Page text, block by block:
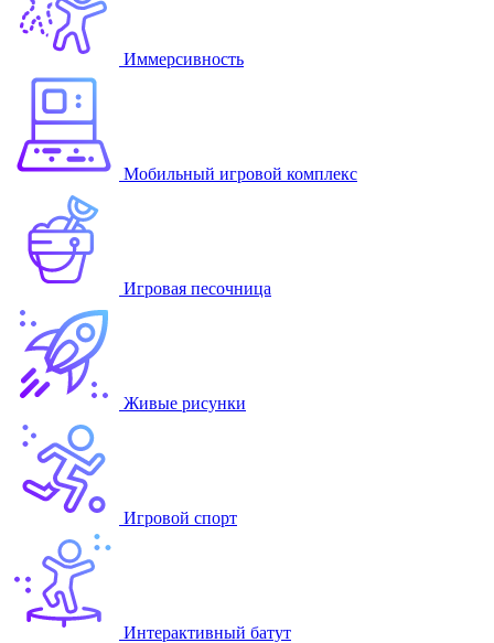
Иммерсивность
Мобильный игровой комплекс
Игровая песочница
Живые рисунки
Игровой спорт
Интерактивный батут